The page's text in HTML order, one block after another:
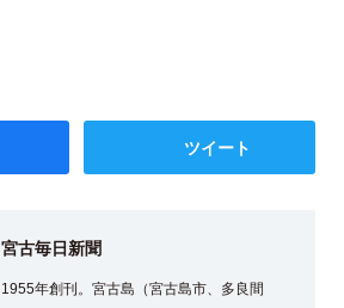
ツイート
宮古毎日新聞
1955年創刊。宮古島（宮古島市、多良間